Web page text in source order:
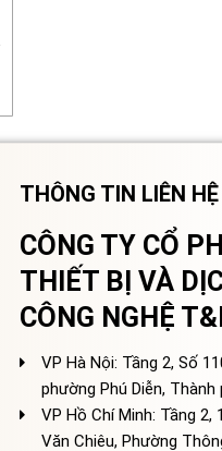
THÔNG TIN LIÊN HỆ
CÔNG TY CỔ
THIẾT BỊ VÀ
CÔNG NGHỆ
VP Hà Nội: Tầng 2, Số
phường Phú Diễn, Thành
VP Hồ Chí Minh: Tầng 2,
Văn Chiêu, Phường